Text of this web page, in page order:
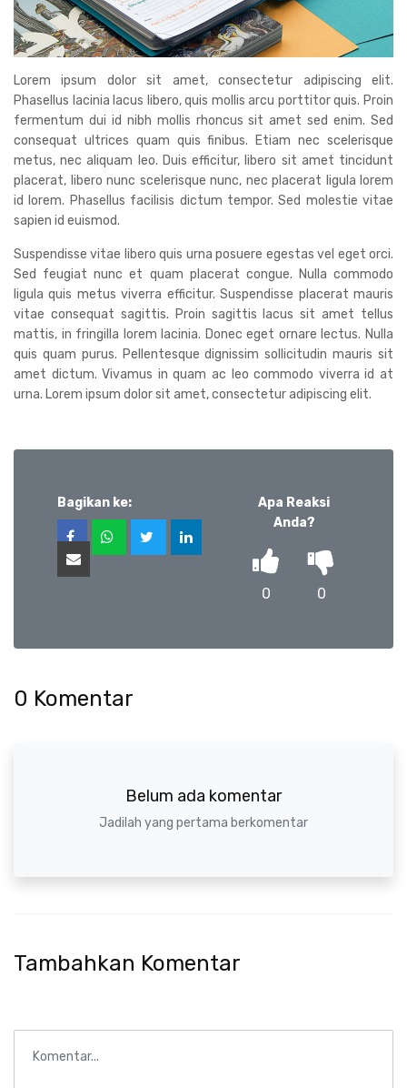
Lorem ipsum dolor sit amet, consectetur adipiscing elit.
Phasellus lacinia lacus libero, quis mollis arcu porttitor quis. Proin
fermentum dui id nibh mollis rhoncus sit amet sed enim. Sed
consequat ultrices quam quis finibus. Etiam nec scelerisque
metus, nec aliquam leo. Duis efficitur, libero sit amet tincidunt
placerat, libero nunc scelerisque nunc, nec placerat ligula lorem
id lorem. Phasellus facilisis dictum tempor. Sed molestie vitae
sapien id euismod.
Suspendisse vitae libero quis urna posuere egestas vel eget orci.
Sed feugiat nunc et quam placerat congue. Nulla commodo
ligula quis metus viverra efficitur. Suspendisse placerat mauris
vitae consequat sagittis. Proin sagittis lacus sit amet tellus
mattis, in fringilla lorem lacinia. Donec eget ornare lectus. Nulla
quis quam purus. Pellentesque dignissim sollicitudin mauris sit
amet dictum. Vivamus in quam ac leo commodo viverra id at
urna. Lorem ipsum dolor sit amet, consectetur adipiscing elit.
Bagikan ke:
Apa Reaksi
Anda?
0 0
0 Komentar
Belum ada komentar
Jadilah yang pertama berkomentar
Tambahkan Komentar